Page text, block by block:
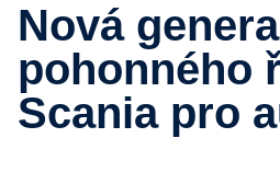
Nová generace
pohonného
Scania pro